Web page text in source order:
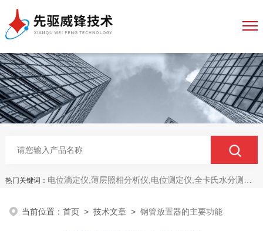
热门关键词： 电位滴定仪;薄层照相分析仪;电位测定仪;全卡氏水分测定仪;全自动永停滴定仪;菌落计数分析仪;抑菌圈测量仪;抑菌圈分析仪
当前位置：首页 >技术文章 >钢管放置器的主要功能